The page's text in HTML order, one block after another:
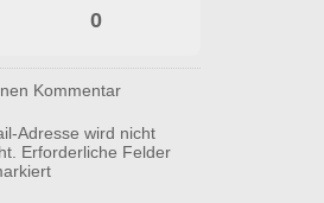
0
Kommentar
Adresse wird nicht
Erforderliche Felder